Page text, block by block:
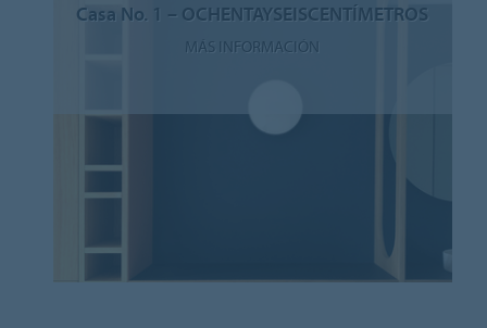
Casa No. 1 – OCHENTAYSEISCENTÍMETROS
MÁS INFORMACIÓN